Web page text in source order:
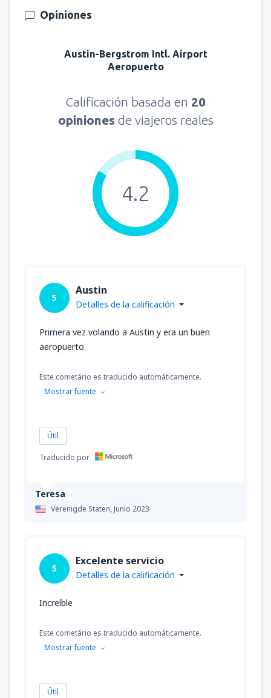
Opiniones
Austin-Bergstrom Intl. Airport
Aeropuerto
Calificación basada en 20
opiniones de viajeros reales
4.2
Teresa
Verenigde Staten,Junio 2023
5
Austin
Detalles de la calificación
Primera vez volando a Austin y era un buen
aeropuerto.
Este cometário es traducido automáticamente.
Mostrar fuente
Útil
Traducido por
5
Excelente servicio
Detalles de la calificación
Increíble
Este cometário es traducido automáticamente.
Mostrar fuente
Útil